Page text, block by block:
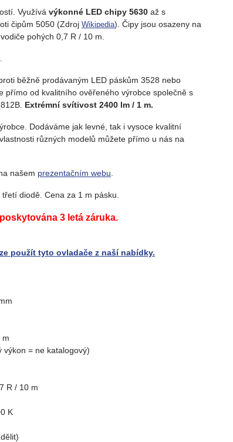
Využívá výkonné LED chipy 5630 až s
čipům 5050 (Zdroj Wikipedia). Čipy jsou osazeny na
pohých 0,7 R / 10 m.
běžně prodávaným LED páskům 3528 nebo
přímo od kvalitního ověřeného výrobce společně s
Extrémní svítivost 2400 lm / 1 m.
Dodáváme jak levné, tak i vysoce kvalitní
různých modelů můžete přímo u nás na
našem prezentačním webu
diodě. Cena za 1 m pásku.
3 letá záruka.
použít tyto ovladače z naší nabídky.
m
= ne katalogový)
R / 10 m
K